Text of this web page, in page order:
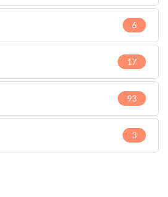
6
17
93
3